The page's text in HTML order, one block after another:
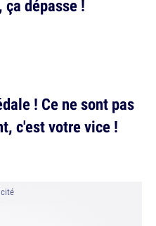
ça dépasse !
! Ce ne sont pas
c'est votre vice !